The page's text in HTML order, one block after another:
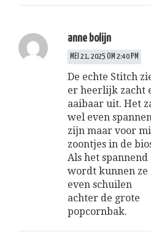
anne bolijn
MEI 21, 2025 OM 2:40 PM
De echte Stitch
er heerlijk zacht
aaibaar uit. Het
wel even
zijn maar voor
zoontjes in de
Als het spannend
wordt kunnen ze
even schuilen
achter de grote
popcornbak.